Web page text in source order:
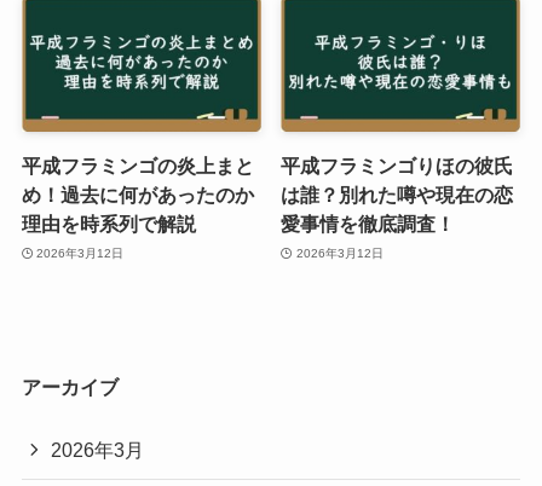
平成フラミンゴの炎上まと
め！過去に何があったのか
理由を時系列で解説
2026年3月12日
平成フラミンゴりほの彼氏
は誰？別れた噂や現在の恋
愛事情を徹底調査！
2026年3月12日
アーカイブ
2026年3月